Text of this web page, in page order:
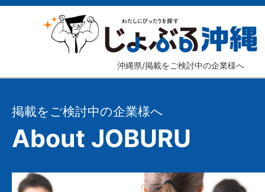
沖縄県/掲載をご検討中の企業様へ
掲載をご検討中の企業様へ
About JOBURU